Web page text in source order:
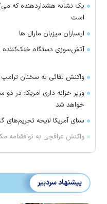
یک نشانه هشداردهنده که
است
ارسباران میزبان مارال ها
آتش‌سوزی دستگاه خنک‌کننده
واکنش بقائی به سخنان ترامپ
وزیر خزانه داری آمریکا: در
خواهد شد
سنای آمریکا لایحه تحریم‌های
واکنش عراقچی به توافقنامه
پیشنهاد سردبیر